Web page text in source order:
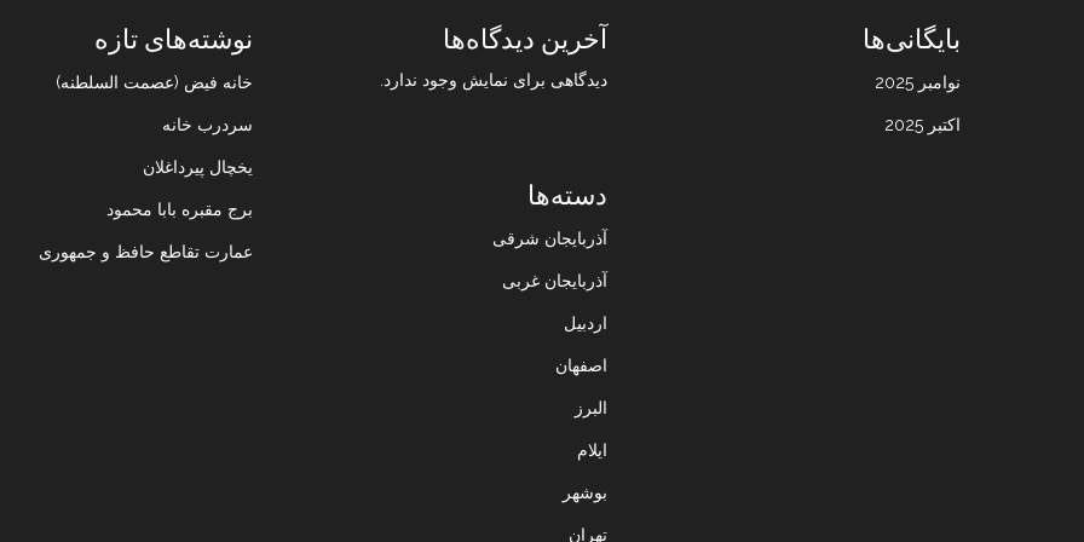
نوشته‌های تازه
خانه فیض (عصمت السلطنه)
سردرب خانه
یخچال پیرداغلان
برج مقبره بابا محمود
عمارت تقاطع حافظ و جمهوری
آخرین دیدگاه‌ها
دیدگاهی برای نمایش وجود ندارد.
بایگانی‌ها
نوامبر 2025
اکتبر 2025
دسته‌ها
آذربایجان شرقی
آذربایجان غربی
اردبیل
اصفهان
البرز
ایلام
بوشهر
تهران